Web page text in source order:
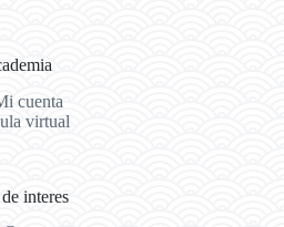
cuenta
virtual
interes